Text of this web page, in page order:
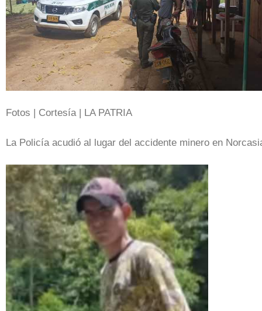
Fotos | Cortesía | LA PATRIA
La Policía acudió al lugar del accidente minero en